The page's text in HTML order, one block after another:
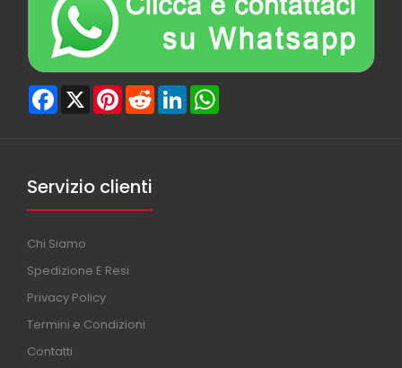
Facebook
X PinterestRedditLinkedIn
Servizio clienti
Chi Siamo
Spedizione E Resi
Privacy Policy
Termini e Condizioni
Contatti